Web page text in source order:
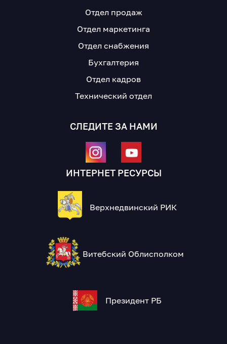
Отдел продаж
Отдел маркетинга
Отдел снабжения
Бухгалтерия
Отдел кадров
Технический отдел
СЛЕДИТЕ ЗА НАМИ
ИНТЕРНЕТ РЕСУРСЫ
Верхнедвинский РИК
Витебский Облисполком
Президент РБ